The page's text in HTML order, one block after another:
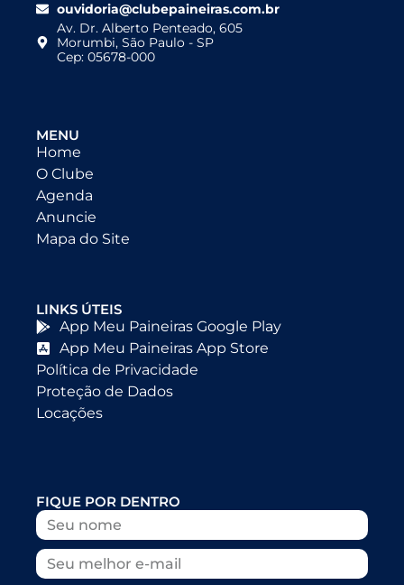
ouvidoria@clubepaineiras.com.br
Av. Dr. Alberto Penteado, 605
Morumbi, São Paulo - SP
Cep: 05678-000
MENU
Home
O Clube
Agenda
Anuncie
Mapa do Site
LINKS ÚTEIS
App Meu Paineiras Google Play
App Meu Paineiras App Store
Política de Privacidade
Proteção de Dados
Locações
FIQUE POR DENTRO